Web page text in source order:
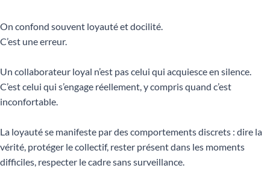
On confond souvent loyauté et docilité.
C’est une erreur.
Un collaborateur loyal n’est pas celui qui acquiesce en silence.
C’est celui qui s’engage réellement, y compris quand c’est
inconfortable.
La loyauté se manifeste par des comportements discrets : dire la
vérité, protéger le collectif, rester présent dans les moments
difficiles, respecter le cadre sans surveillance.